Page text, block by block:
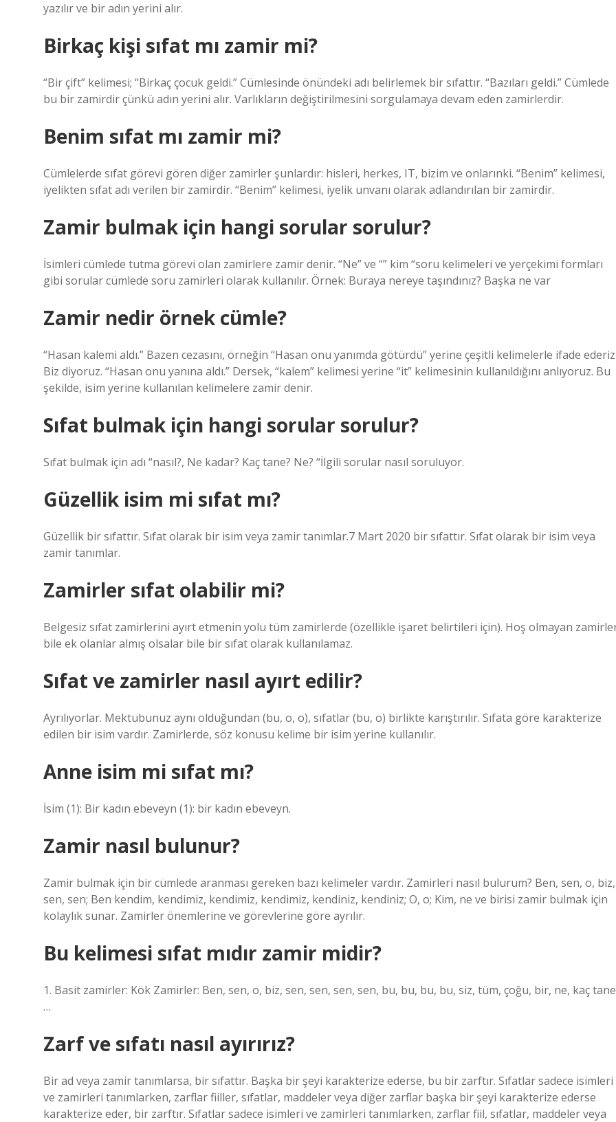
yazılır ve bir adın yerini alır.
Birkaç kişi sıfat mı zamir mi?
“Bir çift” kelimesi; “Birkaç çocuk geldi.” Cümlesinde önündeki adı belirlemek bir sıfattır. “Bazıları geldi.” Cümlede
bu bir zamirdir çünkü adın yerini alır. Varlıkların değiştirilmesini sorgulamaya devam eden zamirlerdir.
Benim sıfat mı zamir mi?
Cümlelerde sıfat görevi gören diğer zamirler şunlardır: hisleri, herkes, IT, bizim ve onlarınki. “Benim” kelimesi,
iyelikten sıfat adı verilen bir zamirdir. “Benim” kelimesi, iyelik unvanı olarak adlandırılan bir zamirdir.
Zamir bulmak için hangi sorular sorulur?
İsimleri cümlede tutma görevi olan zamirlere zamir denir. “Ne” ve “” kim “soru kelimeleri ve yerçekimi formları
gibi sorular cümlede soru zamirleri olarak kullanılır. Örnek: Buraya nereye taşındınız? Başka ne var
Zamir nedir örnek cümle?
“Hasan kalemi aldı.” Bazen cezasını, örneğin “Hasan onu yanımda götürdü” yerine çeşitli kelimelerle ifade
Biz diyoruz. “Hasan onu yanına aldı.” Dersek, “kalem” kelimesi yerine “it” kelimesinin kullanıldığını anlıyoruz. Bu
şekilde, isim yerine kullanılan kelimelere zamir denir.
Sıfat bulmak için hangi sorular sorulur?
Sıfat bulmak için adı “nasıl?, Ne kadar? Kaç tane? Ne? “İlgili sorular nasıl soruluyor.
Güzellik isim mi sıfat mı?
Güzellik bir sıfattır. Sıfat olarak bir isim veya zamir tanımlar.7 Mart 2020 bir sıfattır. Sıfat olarak bir isim veya
zamir tanımlar.
Zamirler sıfat olabilir mi?
Belgesiz sıfat zamirlerini ayırt etmenin yolu tüm zamirlerde (özellikle işaret belirtileri için). Hoş olmayan
bile ek olanlar almış olsalar bile bir sıfat olarak kullanılamaz.
Sıfat ve zamirler nasıl ayırt edilir?
Ayrılıyorlar. Mektubunuz aynı olduğundan (bu, o, o), sıfatlar (bu, o) birlikte karıştırılır. Sıfata göre karakterize
edilen bir isim vardır. Zamirlerde, söz konusu kelime bir isim yerine kullanılır.
Anne isim mi sıfat mı?
İsim (1): Bir kadın ebeveyn (1): bir kadın ebeveyn.
Zamir nasıl bulunur?
Zamir bulmak için bir cümlede aranması gereken bazı kelimeler vardır. Zamirleri nasıl bulurum? Ben, sen, o, biz,
sen, sen; Ben kendim, kendimiz, kendimiz, kendimiz, kendiniz, kendiniz; O, o; Kim, ne ve birisi zamir bulmak için
kolaylık sunar. Zamirler önemlerine ve görevlerine göre ayrılır.
Bu kelimesi sıfat mıdır zamir midir?
1. Basit zamirler: Kök Zamirler: Ben, sen, o, biz, sen, sen, sen, sen, bu, bu, bu, bu, siz, tüm, çoğu, bir, ne, kaç tane
…
Zarf ve sıfatı nasıl ayırırız?
Bir ad veya zamir tanımlarsa, bir sıfattır. Başka bir şeyi karakterize ederse, bu bir zarftır. Sıfatlar sadece isimleri
ve zamirleri tanımlarken, zarflar fiiller, sıfatlar, maddeler veya diğer zarflar başka bir şeyi karakterize ederse
karakterize eder, bir zarftır. Sıfatlar sadece isimleri ve zamirleri tanımlarken, zarflar fiil, sıfatlar, maddeler veya